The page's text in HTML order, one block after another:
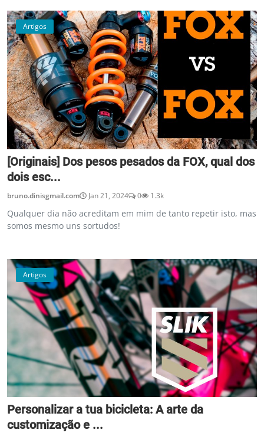
Artigos
[Originais] Dos pesos pesados da FOX, qual dos
dois esc...
bruno.dinisgmail.com Jan 21, 2024 0 1.3k
Qualquer dia não acreditam em mim de tanto repetir isto, mas
somos mesmo uns sortudos!
Artigos
Personalizar a tua bicicleta: A arte da
customização e ...